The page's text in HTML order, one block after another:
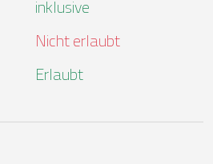
inklusive
Nicht erlaubt
Erlaubt